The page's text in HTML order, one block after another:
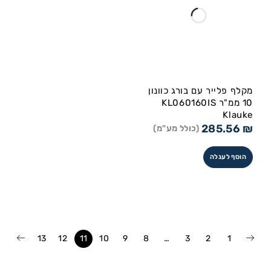
מקלף פלייר עם בורג כוונון
10 ממ"ר KL060160IS
Klauke
285.56 ₪ (כולל מע"מ)
הוסף לעגלה
1
2
3
…
8
9
10
11
12
13